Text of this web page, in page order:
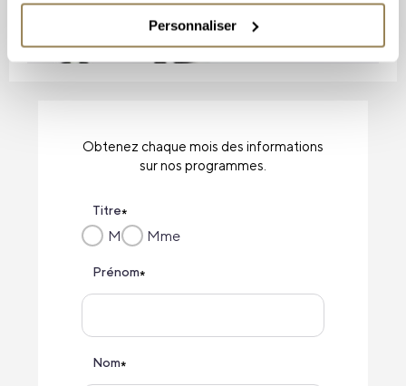
Personnaliser
Obtenez chaque mois des informations
sur nos programmes.
Titre*
M
Mme
Prénom*
Nom*